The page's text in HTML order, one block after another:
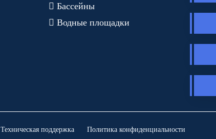
Бассейны
Водные площадки
Техническая поддержка Политика конфиденциальности